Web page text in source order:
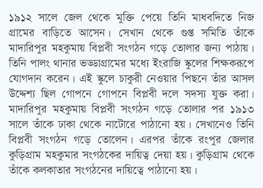
১৯১২ সালে জেল থেকে মুক্তি পেয়ে তিনি মাধবদিতে নিজ
গ্রামের বাড়িতে আসেন। সেখান থেকে গুপ্ত সমিতি তাঁকে
মাদারিপুর মহকুমায় বিপ্লবী সংগঠন গড়ে তোলার জন্য পাঠায়।
তিনি পালং থানার ভড্ডাগ্রামের মধ্যে ইংরাজি স্কুলের শিক্ষকরূপে
যোগদান করেন। এই স্কুলে চাকুরী নেওয়ার পিছনে তাঁর আসল
উদ্দেশ্য ছিল গোপনে গোপনে বিপ্লবী দলে সদস্য যুক্ত করা।
মাদারিপুর মহকুমায় বিপ্লবী সংগঠন গড়ে তোলার পর ১৯১৩
সালে তাঁকে ঢাকা থেকে নাটোরে পাঠানো হয়। সেখানেও তিনি
বিপ্লবী সংগঠন গড়ে তোলেন। এরপর তাঁকে রংপুর জেলার
কুড়িগ্রাম মহকুমার সংগঠকের দায়িত্ব দেয়া হয়। কুড়িগ্রাম থেকে
তাঁকে কলকাতার সংগঠনের দায়িত্বে পাঠানো হয়।